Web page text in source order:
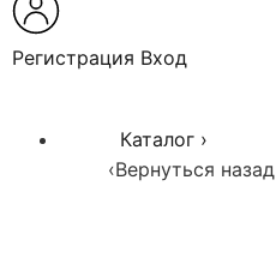
Регистрация Вход
Каталог ›
‹Вернуться назад